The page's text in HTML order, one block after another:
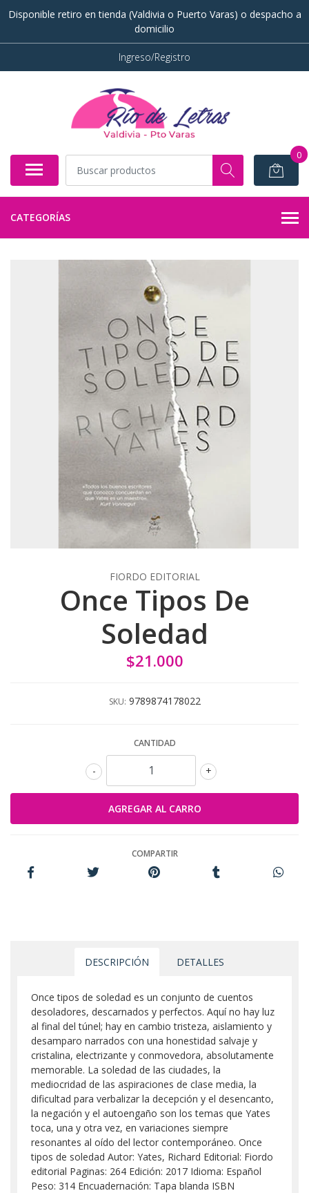
Disponible retiro en tienda (Valdivia o Puerto Varas) o despacho a
domicilio
Ingreso/Registro
0
CATEGORÍAS
FIORDO EDITORIAL
Once Tipos De
Soledad
$21.000
SKU: 9789874178022
CANTIDAD
+
-
COMPARTIR
DESCRIPCIÓN DETALLES
Once tipos de soledad es un conjunto de cuentos
desoladores, descarnados y perfectos. Aquí no hay luz
al final del túnel; hay en cambio tristeza, aislamiento y
desamparo narrados con una honestidad salvaje y
cristalina, electrizante y conmovedora, absolutamente
memorable. La soledad de las ciudades, la
mediocridad de las aspiraciones de clase media, la
dificultad para verbalizar la decepción y el desencanto,
la negación y el autoengaño son los temas que Yates
toca, una y otra vez, en variaciones siempre
resonantes al oído del lector contemporáneo. Once
tipos de soledad Autor: Yates, Richard Editorial: Fiordo
editorial Paginas: 264 Edición: 2017 Idioma: Español
Peso: 314 Encuadernación: Tapa blanda ISBN